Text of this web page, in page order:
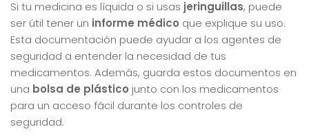
Si tu medicina es líquida o si usas jeringuillas, puede
ser útil tener un informe médico que explique su uso.
Esta documentación puede ayudar a los agentes de
seguridad a entender la necesidad de tus
medicamentos. Además, guarda estos documentos en
una bolsa de plástico junto con los medicamentos
para un acceso fácil durante los controles de
seguridad.